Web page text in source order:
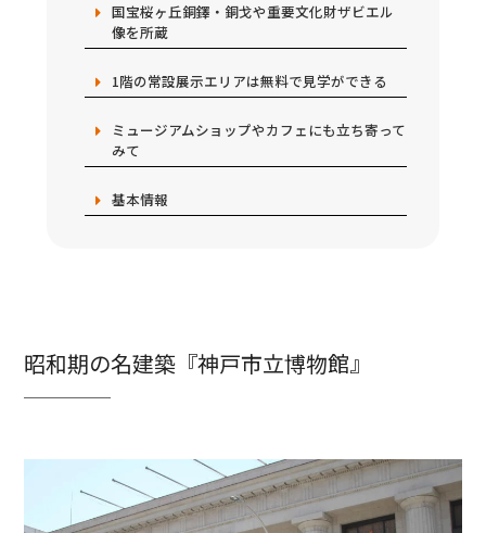
国宝桜ヶ丘銅鐸・銅戈や重要文化財ザビエル
像を所蔵
1階の常設展示エリアは無料で見学ができる
ミュージアムショップやカフェにも立ち寄って
みて
基本情報
昭和期の名建築『神戸市立博物館』